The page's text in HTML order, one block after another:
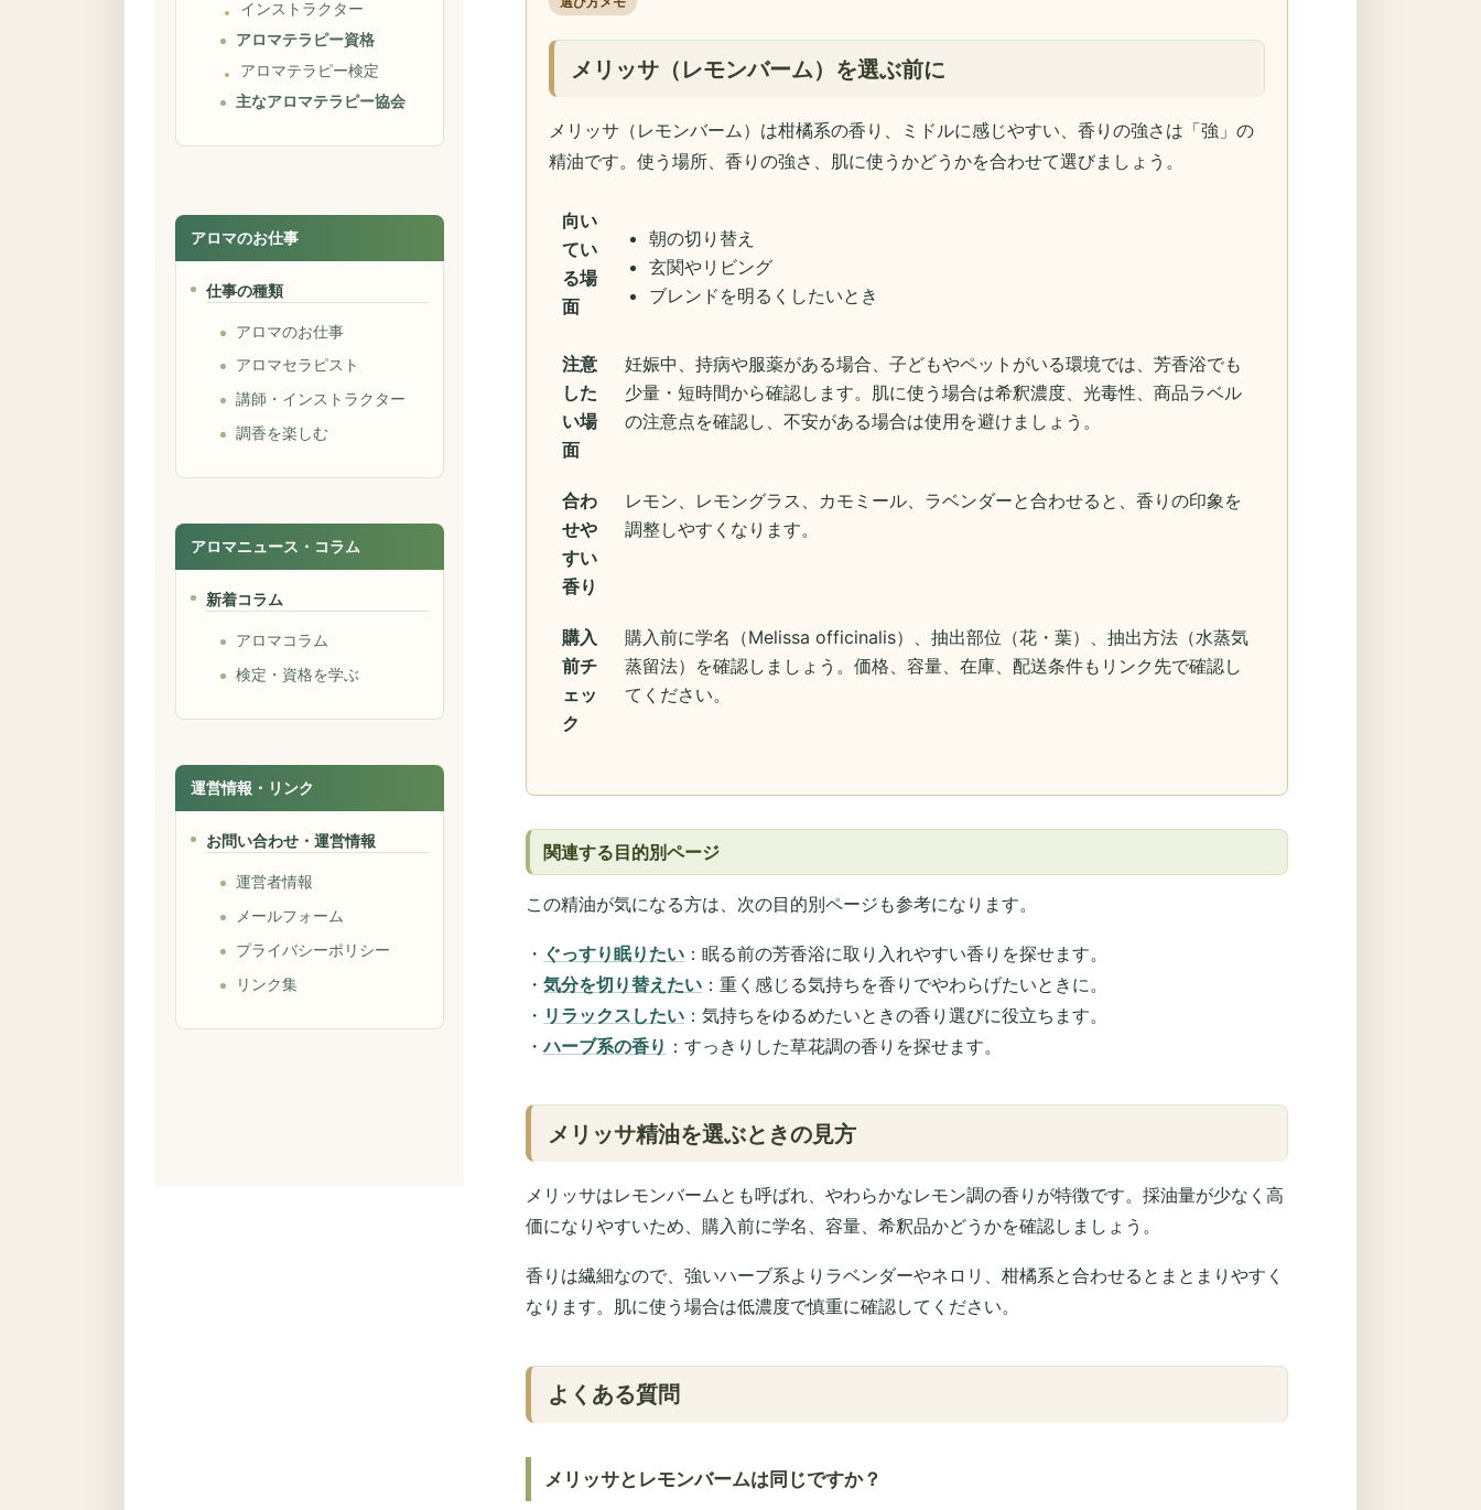
メリッサ（レモンバーム）を選ぶ前に
メリッサ（レモンバーム）は柑橘系の香り、ミドルに感じやすい、香りの強さは「強」の
精油です。使う場所、香りの強さ、肌に使うかどうかを合わせて選びましょう。
向い
てい
る場
面
朝の切り替え
玄関やリビング
ブレンドを明るくしたいとき
注意
した
い場
面
妊娠中、持病や服薬がある場合、子どもやペットがいる環境では、芳香浴でも
少量・短時間から確認します。肌に使う場合は希釈濃度、光毒性、商品ラベル
の注意点を確認し、不安がある場合は使用を避けましょう。
合わ
せや
すい
香り
レモン、レモングラス、カモミール、ラベンダーと合わせると、香りの印象を
調整しやすくなります。
購入
前チ
ェッ
ク
購入前に学名（Melissa officinalis）、抽出部位（花・葉）、抽出方法（水蒸気
蒸留法）を確認しましょう。価格、容量、在庫、配送条件もリンク先で確認し
てください。
関連する目的別ページ
この精油が気になる方は、次の目的別ページも参考になります。
・ ぐっすり眠りたい ：眠る前の芳香浴に取り入れやすい香りを探せます。
・ 気分を切り替えたい ：重く感じる気持ちを香りでやわらげたいときに。
・ リラックスしたい ：気持ちをゆるめたいときの香り選びに役立ちます。
・ハーブ系の香り ：すっきりした草花調の香りを探せます。
メリッサ精油を選ぶときの見方
メリッサはレモンバームとも呼ばれ、やわらかなレモン調の香りが特徴です。採油量が少なく高
価になりやすいため、購入前に学名、容量、希釈品かどうかを確認しましょう。
香りは繊細なので、強いハーブ系よりラベンダーやネロリ、柑橘系と合わせるとまとまりやすく
なります。肌に使う場合は低濃度で慎重に確認してください。
よくある質問
メリッサとレモンバームは同じですか？
インストラクター
アロマテラピー資格
アロマテラピー検定
主なアロマテラピー協会
アロマのお仕事
仕事の種類
アロマのお仕事
アロマセラピスト
講師・インストラクター
調香を楽しむ
アロマニュース・コラム
新着コラム
アロマコラム
検定・資格を学ぶ
運営情報・リンク
お問い合わせ・運営情報
運営者情報
メールフォーム
プライバシーポリシー
リンク集